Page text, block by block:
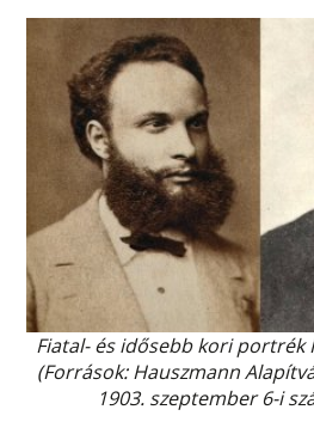
Fiatal- és idősebb kori portrék
(Források: Hauszmann
1903. szeptember 6-i